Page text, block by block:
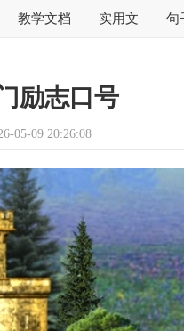
教学文档 实用文 句
励志口号
05-09 20:26:08